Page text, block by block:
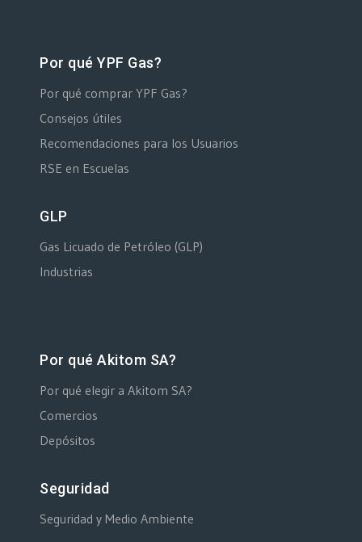
Por qué YPF Gas?
Por qué comprar YPF Gas?
Consejos útiles
Recomendaciones para los Usuarios
RSE en Escuelas
GLP
Gas Licuado de Petróleo (GLP)
Industrias
Por qué Akitom SA?
Por qué elegir a Akitom SA?
Comercios
Depósitos
Seguridad
Seguridad y Medio Ambiente